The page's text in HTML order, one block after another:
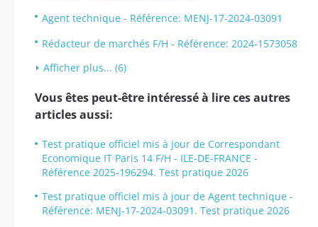
Agent technique - Référence: MENJ-17-2024-03091
Rédacteur de marchés F/H - Référence: 2024-1573058
Afficher plus... (6)
Vous êtes peut-être intéressé à lire ces autres
articles aussi:
Test pratique officiel mis à jour de Correspondant
Economique IT Paris 14 F/H - ILE-DE-FRANCE -
Référence 2025-196294. Test pratique 2026
Test pratique officiel mis à jour de Agent technique -
Référence: MENJ-17-2024-03091. Test pratique 2026